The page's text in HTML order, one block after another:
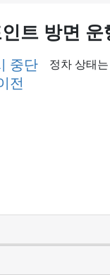
트 방면 운
중단
전
정차 상태